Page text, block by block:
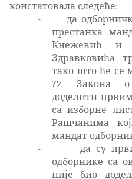
констатовала следеће:
-
да
престанка
Кнежевић и
Здравковића
тако што ће се
72. Закона о
доделити
са изборне
Рашчанима
мандат
-
да су
одборнике са
није био